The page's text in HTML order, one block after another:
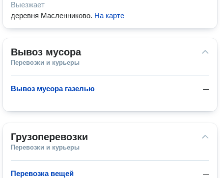
Выезжает
деревня Масленниково. На карте
Вывоз мусора
Перевозки и курьеры
—
Вывоз мусора газелью
Грузоперевозки
Перевозки и курьеры
—
Перевозка вещей